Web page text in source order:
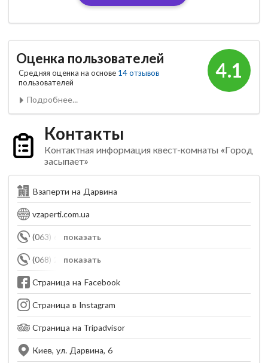
4.1
Оценка пользователей
Средняя оценка на основе 14 отзывов
пользователей
Подробнее...
Контакты
Контактная информация квест-комнаты «Город
засыпает»
Взаперти на Дарвина
vzaperti.com.ua
показать
(063) 607-56-08
показать
(068) 273-79-20
Страница на Facebook
Страница в Instagram
Страница на Tripadvisor
Киев, ул. Дарвина, 6